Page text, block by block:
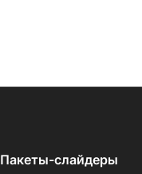
Пакеты-слайдеры